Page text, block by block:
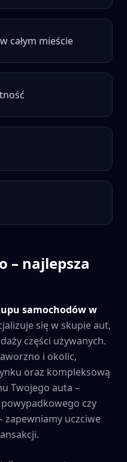
całym mieście
– najlepsza
samochodów w
się w skupie aut,
części używanych.
i okolic,
oraz kompleksową
Twojego auta –
czy
zapewniamy uczciwe